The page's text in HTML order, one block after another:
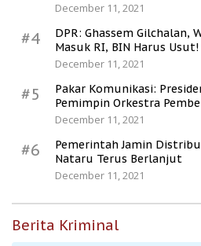
December 11, 2021
#4
DPR: Ghassem Gilchalan,
Masuk RI, BIN Harus Usut!
December 11, 2021
#5
Pakar Komunikasi:
Pemimpin Orkestra
December 11, 2021
#6
Pemerintah Jamin
Nataru Terus Berlanjut
December 11, 2021
Berita Kriminal